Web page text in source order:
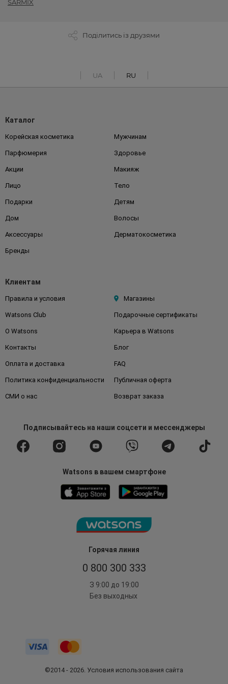
SARMIX
Поділитись із друзями
UA RU
Горячая линия
0 800 300 333
З 9:00 до 19:00
Без выходных
Каталог
Корейская косметика Мужчинам
Парфюмерия Здоровье
Акции Макияж
Лицо Тело
Подарки Детям
Дом Волосы
Аксессуары Дерматокосметика
Бренды
Клиентам
Правила и условия Магазины
Watsons Club Подарочные сертификаты
О Watsons Карьера в Watsons
Контакты Блог
Оплата и доставка FAQ
Политика конфиденциальности Публичная оферта
СМИ о нас Возврат заказа
Подписывайтесьна наши соцсети и мессенджеры
Watsons в вашем смартфоне
©2014 - 2026. Условия использования сайта